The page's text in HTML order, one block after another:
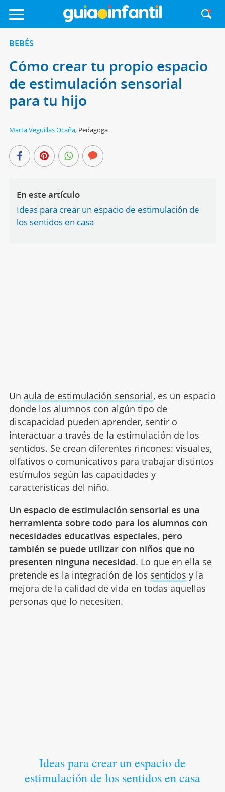
BEBÉS
Cómo crear tu propio espacio
de estimulación sensorial
para tu hijo
Marta Veguillas Ocaña, Pedagoga
En este artículo
Ideas para crear un espacio de estimulación de
los sentidos en casa
Un aula de estimulación sensorial, es un espacio
donde los alumnos con algún tipo de
discapacidad pueden aprender, sentir o
interactuar a través de la estimulación de los
sentidos. Se crean diferentes rincones: visuales,
olfativos o comunicativos para trabajar distintos
estímulos según las capacidades y
características del niño.
Un espacio de estimulación sensorial es una
herramienta sobre todo para los alumnos con
necesidades educativas especiales, pero
también se puede utilizar con niños que no
presenten ninguna necesidad. Lo que en ella se
pretende es la integración de los sentidos y la
mejora de la calidad de vida en todas aquellas
personas que lo necesiten.
Ideas para crear un espacio de
estimulación de los sentidos en casa